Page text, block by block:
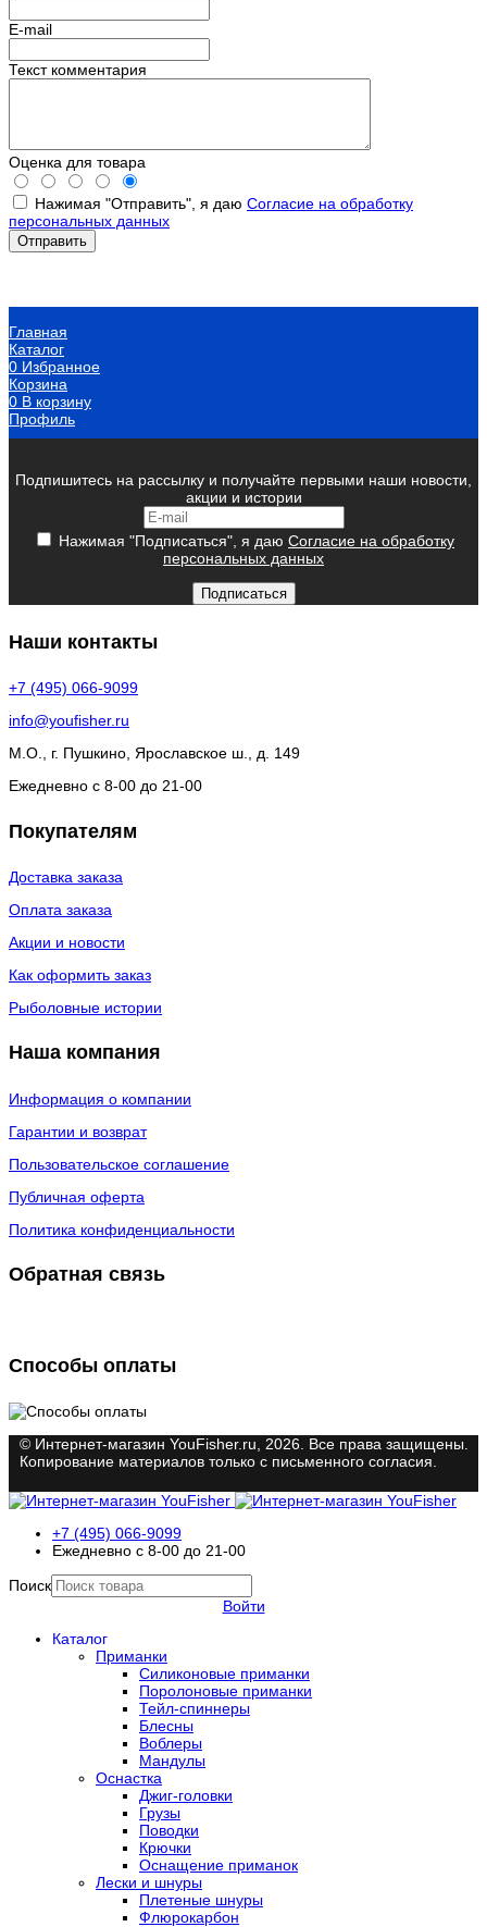
E-mail
Текст комментария
Оценка для товара
Нажимая "Отправить", я даю Согласие на обработку
персональных данных
Главная
Каталог
0 Избранное
Корзина
0 В корзину
Профиль
Подпишитесь на рассылку и получайте первыми наши новости,
акции и истории
Нажимая "Подписаться", я даю Согласие на обработку
персональных данных
Подписаться
Наши контакты
+7 (495) 066-9099
info@youfisher.ru
М.О., г. Пушкино, Ярославское ш., д. 149
Ежедневно с 8-00 до 21-00
Покупателям
Доставка заказа
Оплата заказа
Акции и новости
Как оформить заказ
Рыболовные истории
Наша компания
Информация о компании
Гарантии и возврат
Пользовательское соглашение
Публичная оферта
Политика конфиденциальности
Обратная связь
Способы оплаты
© Интернет-магазин YouFisher.ru, 2026. Все права защищены.
Копирование материалов только с письменного согласия.
+7 (495) 066-9099
Ежедневно с 8-00 до 21-00
Поиск
Войти
Каталог
Приманки
Силиконовые приманки
Поролоновые приманки
Тейл-спиннеры
Блесны
Воблеры
Мандулы
Оснастка
Джиг-головки
Грузы
Поводки
Крючки
Оснащение приманок
Лески и шнуры
Плетеные шнуры
Флюрокарбон